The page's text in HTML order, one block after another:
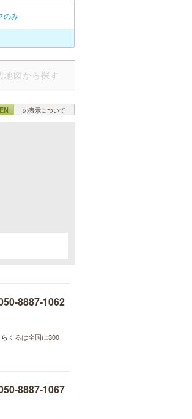
のみ
地図から探す
の表示について
8887-1062
くるは全国に300
8887-1067